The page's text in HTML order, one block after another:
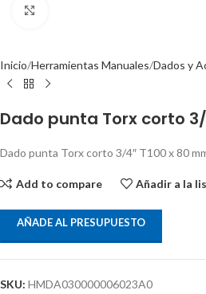
Inicio Herramientas Manuales Dados y
Dado punta Torx corto
Dado punta Torx corto 3/4″ T100 x 80
Add to compare Añadir a la
AÑADE AL PRESUPUESTO
SKU: HMDA030000006023A0